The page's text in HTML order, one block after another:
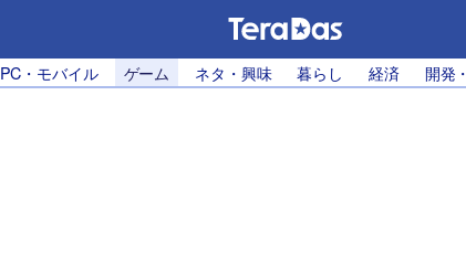
PC・モバイル ゲーム ネタ・興味 暮らし 経済 開発